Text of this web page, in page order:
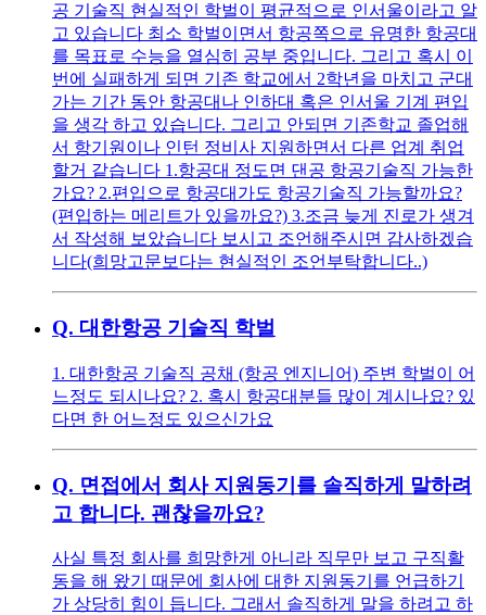
공 기술직 현실적인 학벌이 평균적으로 인서울이라고 알
고 있습니다 최소 학벌이면서 항공쪽으로 유명한 항공대
를 목표로 수능을 열심히 공부 중입니다. 그리고 혹시 이
번에 실패하게 되면 기존 학교에서 2학년을 마치고 군대
가는 기간 동안 항공대나 인하대 혹은 인서울 기계 편입
을 생각 하고 있습니다. 그리고 안되면 기존학교 졸업해
서 항기원이나 인턴 정비사 지원하면서 다른 업계 취업
할거 같습니다 1.항공대 정도면 댄공 항공기술직 가능한
가요? 2.편입으로 항공대가도 항공기술직 가능할까요?
(편입하는 메리트가 있을까요?) 3.조금 늦게 진로가 생겨
서 작성해 보았습니다 보시고 조언해주시면 감사하겠습
니다(희망고문보다는 현실적인 조언부탁합니다..)
Q. 대한항공 기술직 학벌
1. 대한항공 기술직 공채 (항공 엔지니어) 주변 학벌이 어
느정도 되시나요? 2. 혹시 항공대분들 많이 계시나요? 있
다면 한 어느정도 있으신가요
Q. 면접에서 회사 지원동기를 솔직하게 말하려
고 합니다. 괜찮을까요?
사실 특정 회사를 희망한게 아니라 직무만 보고 구직활
동을 해 왔기 때문에 회사에 대한 지원동기를 언급하기
가 상당히 힘이 듭니다. 그래서 솔직하게 말을 하려고 하